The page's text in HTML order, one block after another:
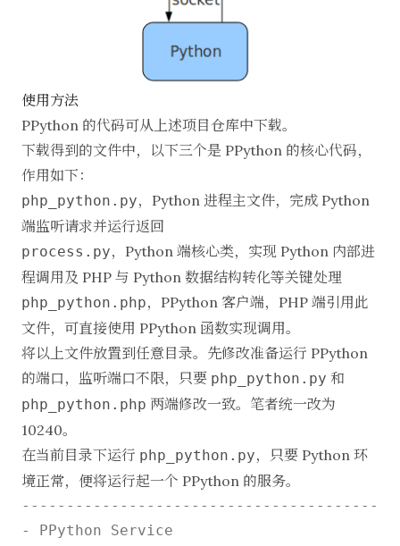
使用方法
PPython 的代码可从 上述项目仓库中下载。
下载得到的文件中，以下三个是 PPython 的核心代码，
作用如下：
php_python.py，Python 进程主文件，完成 Python
端监听请求并运行返回
process.py，Python 端核心类，实现 Python 内部进
程调用及 PHP 与 Python 数据结构转化等关键处理
php_python.php，PPython 客户端，PHP 端引用此
文件，可直接使用 PPython 函数实现调用。
将以上文件放置到任意目录。先修改准备运行 PPython
的端口，监听端口不限，只要 php_python.py 和
php_python.php 两端修改一致。笔者统一改为
10240。
在当前目录下运行 php_python.py，只要 Python 环
境正常，便将运行起一个 PPython 的服务。
-